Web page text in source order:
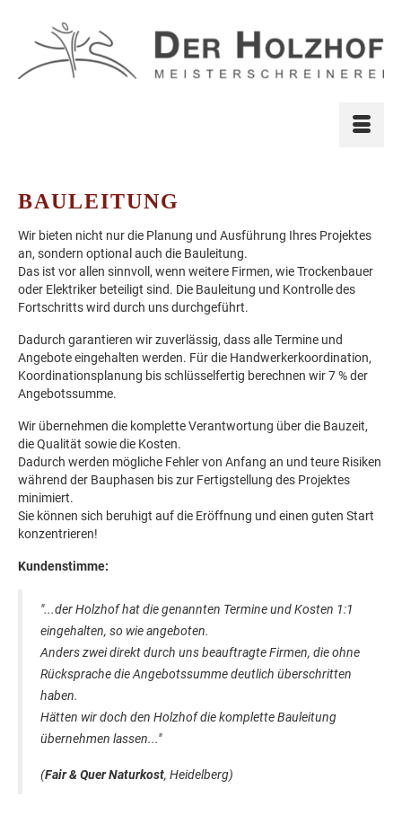
BAULEITUNG
Wir bieten nicht nur die Planung und Ausführung Ihres Projektes
an, sondern optional auch die Bauleitung.
Das ist vor allen sinnvoll, wenn weitere Firmen, wie Trockenbauer
oder Elektriker beteiligt sind. Die Bauleitung und Kontrolle des
Fortschritts wird durch uns durchgeführt.
Dadurch garantieren wir zuverlässig, dass alle Termine und
Angebote eingehalten werden. Für die Handwerkerkoordination,
Koordinationsplanung bis schlüsselfertig berechnen wir 7 % der
Angebotssumme.
Wir übernehmen die komplette Verantwortung über die Bauzeit,
die Qualität sowie die Kosten.
Dadurch werden mögliche Fehler von Anfang an und teure Risiken
während der Bauphasen bis zur Fertigstellung des Projektes
minimiert.
Sie können sich beruhigt auf die Eröffnung und einen guten Start
konzentrieren!
Kundenstimme:
"...der Holzhof hat die genannten Termine und Kosten 1:1
eingehalten, so wie angeboten.
Anders zwei direkt durch uns beauftragte Firmen, die ohne
Rücksprache die Angebotssumme deutlich überschritten
haben.
Hätten wir doch den Holzhof die komplette Bauleitung
übernehmen lassen..."
(Fair & Quer Naturkost, Heidelberg)